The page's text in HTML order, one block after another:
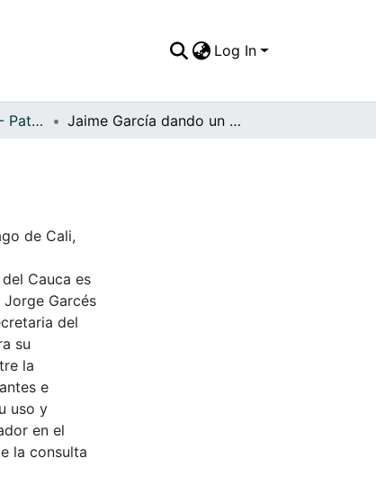
Log In
APFFVC - Edificios - Patrimonial Jaime García dando un paseo por el Puente Ortíz
de Cali,
Cauca es
Garcés
del
su
la
e
uso y
en el
la consulta